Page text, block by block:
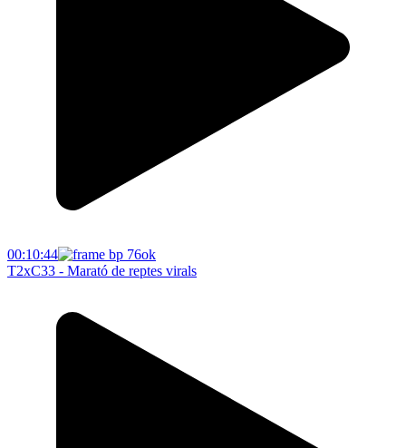
00:10:44
T2xC33 - Marató de reptes virals